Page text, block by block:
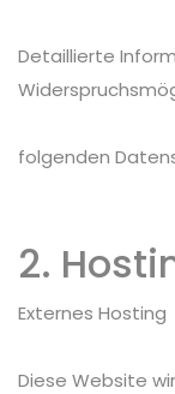
Detaillierte
folgenden
2.
Externes Hosting
Diese Website